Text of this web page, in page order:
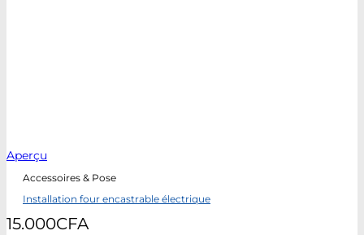
Aperçu
Accessoires & Pose
Installation four encastrable électrique
15.000CFA